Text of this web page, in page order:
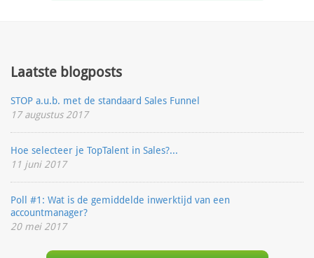
Laatste blogposts
STOP a.u.b. met de standaard Sales Funnel
17 augustus 2017
Hoe selecteer je TopTalent in Sales?...
11 juni 2017
Poll #1: Wat is de gemiddelde inwerktijd van een
accountmanager?
20 mei 2017